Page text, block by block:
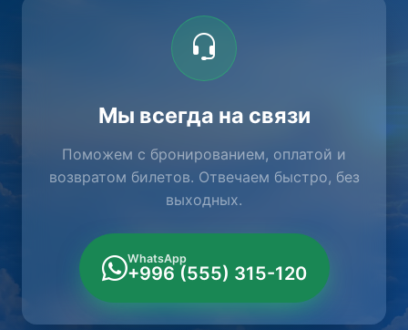
Мы всегда на связи
Поможем с бронированием, оплатой и
возвратом билетов. Отвечаем быстро, без
выходных.
WhatsApp
+996 (555) 315-120